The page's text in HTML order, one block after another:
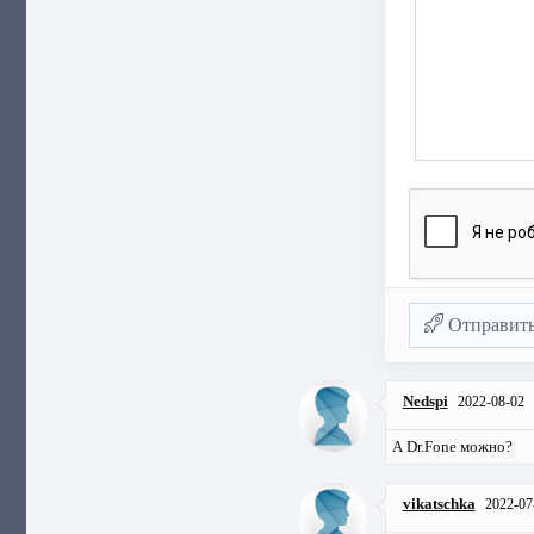
Nedspi 2022-08-02
А Dr.Fone можно?
vikatschka 2022-